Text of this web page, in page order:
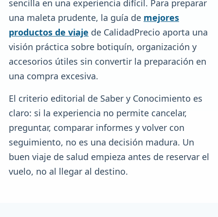
sencilla en una experiencia difícil. Para preparar
una maleta prudente, la guía de mejores
productos de viaje de CalidadPrecio aporta una
visión práctica sobre botiquín, organización y
accesorios útiles sin convertir la preparación en
una compra excesiva.
El criterio editorial de Saber y Conocimiento es
claro: si la experiencia no permite cancelar,
preguntar, comparar informes y volver con
seguimiento, no es una decisión madura. Un
buen viaje de salud empieza antes de reservar el
vuelo, no al llegar al destino.